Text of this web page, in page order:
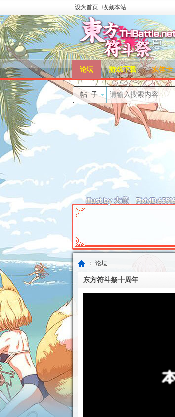
设为首页 收藏本站
论坛 游戏下载 实体卡
帖子
论坛
东方符斗祭十周年